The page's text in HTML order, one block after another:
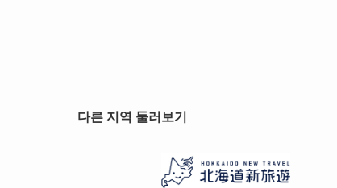
다른 지역 둘러보기